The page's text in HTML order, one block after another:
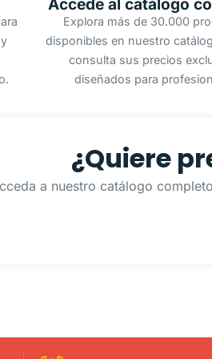
Accede al catálogo
Explora más de 30.000
disponibles en nuestro
consulta sus precios
diseñados para
¿Quiere
a nuestro catálogo